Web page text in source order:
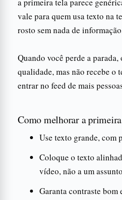
vale para quem usa texto na
rosto sem nada de
Quando você perde a
qualidade, mas não recebe o
entrar no feed de mais
Como melhorar a
Use texto grande, com
Coloque o texto
vídeo, não a um
Garanta contraste bom